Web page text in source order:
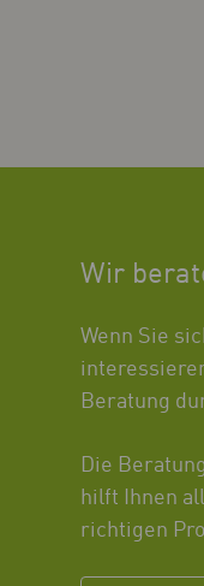
Wir
Wenn Sie
Beratung
Die
hilft Ihnen
richtigen